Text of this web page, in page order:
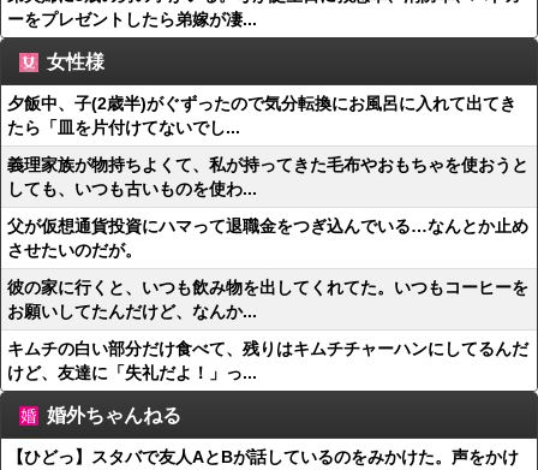
ーをプレゼントしたら弟嫁が凄...
女性様
夕飯中、子(2歳半)がぐずったので気分転換にお風呂に入れて出てき
たら「皿を片付けてないでし...
義理家族が物持ちよくて、私が持ってきた毛布やおもちゃを使おうと
しても、いつも古いものを使わ...
父が仮想通貨投資にハマって退職金をつぎ込んでいる…なんとか止め
させたいのだが。
彼の家に行くと、いつも飲み物を出してくれてた。いつもコーヒーを
お願いしてたんだけど、なんか...
キムチの白い部分だけ食べて、残りはキムチチャーハンにしてるんだ
けど、友達に「失礼だよ！」っ...
婚外ちゃんねる
【ひどっ】スタバで友人AとBが話しているのをみかけた。声をかけ